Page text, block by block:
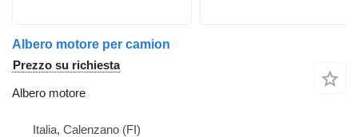
Albero motore per camion
Prezzo su richiesta
Albero motore
Italia, Calenzano (FI)